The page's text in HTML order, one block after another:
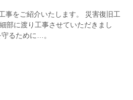
事をご紹介いたします。 災害復旧工
部に渡り工事させていただきまし
るために…。